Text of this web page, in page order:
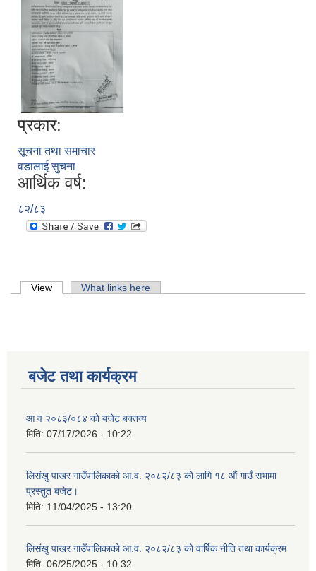
प्रकार:
सूचना तथा समाचार
वडालाई सुचना
आर्थिक वर्ष:
८२/८३
Primary tabs
View (active tab)What links here
बजेट तथा कार्यक्रम
आ व २०८३/०८४ काे बजेट बक्तव्य
मिति: 07/17/2026 - 10:22
लिसंखु पाखर गाउँपालिकाको आ.व. २०८२/८३ को लागि १८ औं गाउँ सभामा
प्रस्तुत बजेट।
मिति: 11/04/2025 - 13:20
लिसंखु पाखर गाउँपालिकाको आ.व. २०८२/८३ को वार्षिक नीति तथा कार्यक्रम
मिति: 06/25/2025 - 10:32